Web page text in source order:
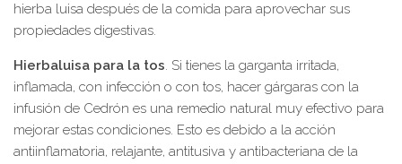
hierba luisa después de la comida para aprovechar sus
propiedades digestivas.
Hierbaluisa para la tos. Si tienes la garganta irritada,
inflamada, con infección o con tos, hacer gárgaras con la
infusión de Cedrón es una remedio natural muy efectivo para
mejorar estas condiciones. Esto es debido a la acción
antiinflamatoria, relajante, antitusiva y antibacteriana de la